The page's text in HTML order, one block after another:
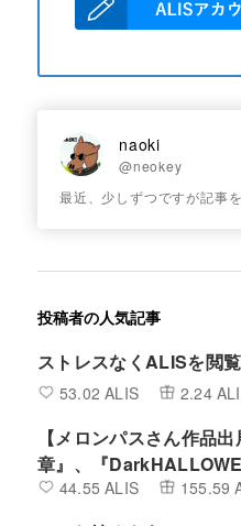
naoki
@neokey
最近、少しずつですが記事
投稿者の人気記事
ストレスなくALISを閲
53.02 ALIS 2.24
【メロンパスさん作品
章』、『
44.55 ALIS 155.59